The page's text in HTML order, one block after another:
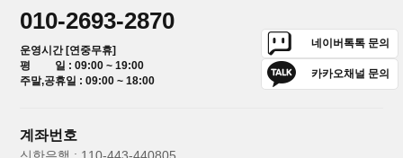
010-2693-2870
운영시간 [연중무휴]
평 일 : 09:00 ~ 19:00
주말,공휴일 : 09:00 ~ 18:00
네이버톡톡 문의
카카오채널 문의
계좌번호
신한은행 : 110-443-440805